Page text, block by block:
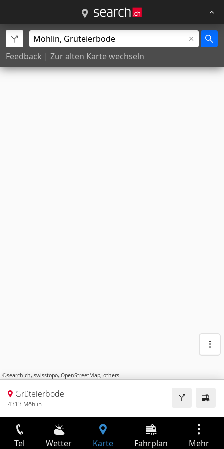
Feedback | Zur alten Karte wechseln
©search.ch, swisstopo, OpenStreetMap, others
Grüteierbode
4313 Möhlin
Tel Wetter Karte Fahrplan Mehr